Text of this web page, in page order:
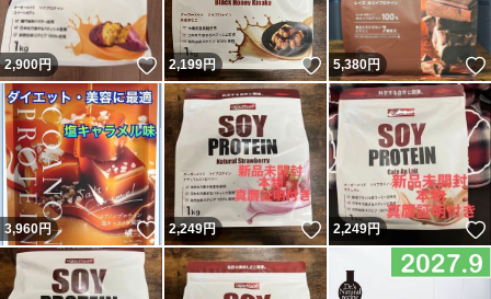
2,900円 いいね！
2,199円 いいね！
5,380円
3,960円 いいね！
2,249円 いいね！
2,249円